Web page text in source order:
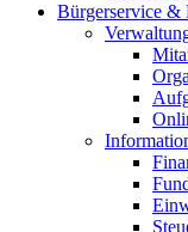
Bürgerservice &